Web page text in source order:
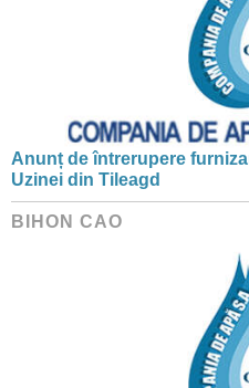
Anunț de întrerupere
Uzinei din Tileagd
BIHON CAO